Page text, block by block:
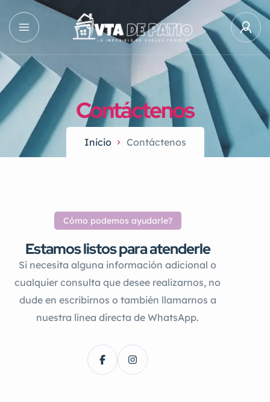
Contáctenos
Inicio Contáctenos
Cómo podemos ayudarle?
Estamos listos para atenderle
Si necesita alguna información adicional o
cualquier consulta que desee realizarnos, no
dude en escribirnos o también llamarnos a
nuestra línea directa de WhatsApp.